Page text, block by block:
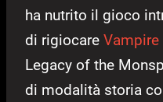
ha nutrito il gioco
di rigiocare Vampire
Legacy of the
di modalità storia